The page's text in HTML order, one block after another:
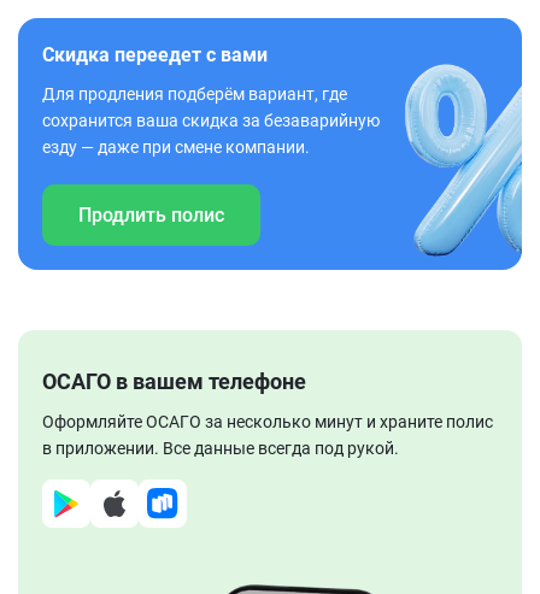
Скидка переедет с вами
Для продления подберём вариант, где
сохранится ваша скидка за безаварийную
езду — даже при смене компании.
Продлить полис
ОСАГО в вашем телефоне
Оформляйте ОСАГО за несколько минут и храните полис
в приложении. Все данные всегда под рукой.